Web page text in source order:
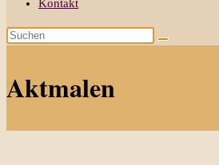
Kontakt
Diese
Aktmalen